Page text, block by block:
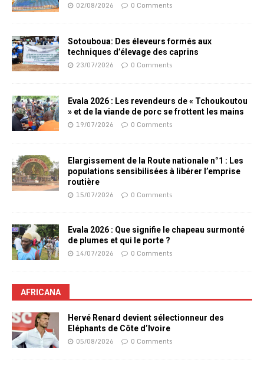
02/08/2026 0 Comments
Sotouboua: Des éleveurs formés aux
techniques d’élevage des caprins
23/07/2026 0 Comments
Evala 2026 : Les revendeurs de « Tchoukoutou
» et de la viande de porc se frottent les mains
19/07/2026 0 Comments
Elargissement de la Route nationale n°1 : Les
populations sensibilisées à libérer l’emprise
routière
15/07/2026 0 Comments
Evala 2026 : Que signifie le chapeau surmonté
de plumes et qui le porte ?
14/07/2026 0 Comments
AFRICANA
Hervé Renard devient sélectionneur des
Eléphants de Côte d’Ivoire
05/08/2026 0 Comments